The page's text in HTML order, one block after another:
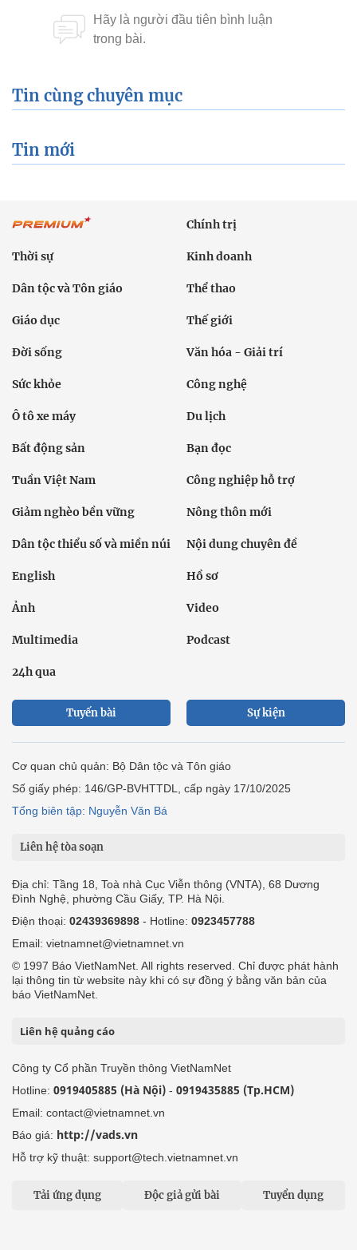
Tin cùng chuyên mục
Tin mới
Chính trị
Thời sự Kinh doanh
Dân tộc và Tôn giáo Thể thao
Giáo dục Thế giới
Đời sống Văn hóa - Giải trí
Sức khỏe Công nghệ
Ô tô xe máy Du lịch
Bất động sản Bạn đọc
Tuần Việt Nam Công nghiệp hỗ trợ
Giảm nghèo bền vững Nông thôn mới
Dân tộc thiểu số và miền núi Nội dung chuyên đề
English Hồ sơ
Ảnh Video
Multimedia Podcast
24h qua
Tuyến bài Sự kiện
Cơ quan chủ quản: Bộ Dân tộc và Tôn giáo
Số giấy phép: 146/GP-BVHTTDL, cấp ngày 17/10/2025
Tổng biên tập: Nguyễn Văn Bá
Liên hệ tòa soạn
Địa chỉ: Tầng 18, Toà nhà Cục Viễn thông (VNTA), 68 Dương
Đình Nghệ, phường Cầu Giấy, TP. Hà Nội.
Điện thoại: 02439369898 - Hotline: 0923457788
Email: vietnamnet@vietnamnet.vn
© 1997 Báo VietNamNet. All rights reserved. Chỉ được phát hành
lại thông tin từ website này khi có sự đồng ý bằng văn bản của
báo VietNamNet.
Liên hệ quảng cáo
Công ty Cổ phần Truyền thông VietNamNet
Hotline: 0919405885 (Hà Nội) - 0919435885 (Tp.HCM)
Email: contact@vietnamnet.vn
Báo giá: http://vads.vn
Hỗ trợ kỹ thuật: support@tech.vietnamnet.vn
Tải ứng dụng Độc giả gửi bài Tuyển dụng